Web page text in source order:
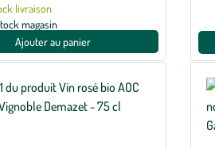
livraison
magasin
Ajouter au panier